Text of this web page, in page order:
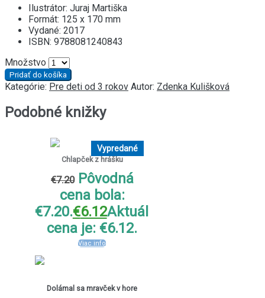
Ilustrátor: Juraj Martiška
Formát: 125 x 170 mm
Vydané: 2017
ISBN: 9788081240843
Množstvo
Pridať do košíka
Kategórie: Pre deti od 3 rokov Autor: Zdenka Kulišková
Podobné knižky
Vypredané
Chlapček z hrášku
€7.20 Pôvodná
cena bola:
€7.20.€6.12Aktuálna
cena je: €6.12.
Viac info
Dolámal sa mravček v hore